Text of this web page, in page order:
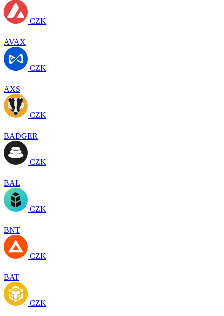
CZK
AVAX
CZK
AXS
CZK
BADGER
CZK
BAL
CZK
BNT
CZK
BAT
CZK